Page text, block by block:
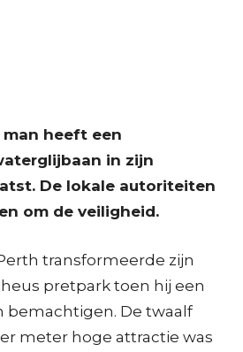
man heeft een
in zijn
De lokale autoriteiten
om de veiligheid.
transformeerde zijn
pretpark toen hij een
bemachtigen. De twaalf
meter hoge attractie was